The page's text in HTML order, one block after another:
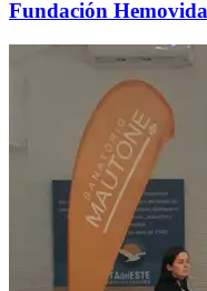
Fundación